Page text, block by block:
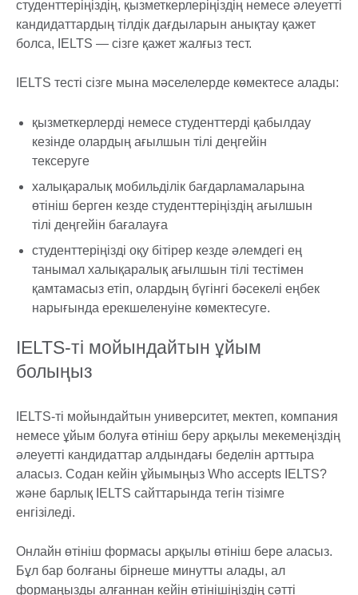
студенттеріңіздің, қызметкерлеріңіздің немесе әлеуетті
кандидаттардың тілдік дағдыларын анықтау қажет
болса, IELTS — сізге қажет жалғыз тест.
IELTS тесті сізге мына мәселелерде көмектесе алады:
қызметкерлерді немесе студенттерді қабылдау
кезінде олардың ағылшын тілі деңгейін
тексеруге
халықаралық мобильділік бағдарламаларына
өтініш берген кезде студенттеріңіздің ағылшын
тілі деңгейін бағалауға
студенттеріңізді оқу бітірер кезде әлемдегі ең
танымал халықаралық ағылшын тілі тестімен
қамтамасыз етіп, олардың бүгінгі бәсекелі еңбек
нарығында ерекшеленуіне көмектесуге.
IELTS-ті мойындайтын ұйым
болыңыз
IELTS-ті мойындайтын университет, мектеп, компания
немесе ұйым болуға өтініш беру арқылы мекемеңіздің
әлеуетті кандидаттар алдындағы беделін арттыра
аласыз. Содан кейін ұйымыңыз Who accepts IELTS?
және барлық IELTS сайттарында тегін тізімге
енгізіледі.
Онлайн өтініш формасы арқылы өтініш бере аласыз.
Бұл бар болғаны бірнеше минутты алады, ал
формаңызды алғаннан кейін өтінішіңіздің сәтті